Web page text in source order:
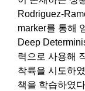
Rodriguez-
marker를 통해
Deep
력으로 사용해
착륙을 시도하
책을 학습하였